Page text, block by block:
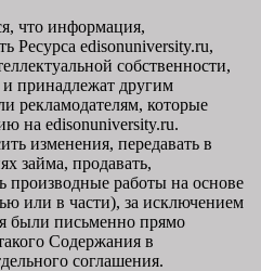
что информация,
Ресурса edisonuniversity.ru,
собственности,
принадлежат другим
рекламодателям, которые
на edisonuniversity.ru.
изменения, передавать в
займа, продавать,
производные работы на основе
или в части), за исключением
были письменно прямо
Содержания в
соглашения.